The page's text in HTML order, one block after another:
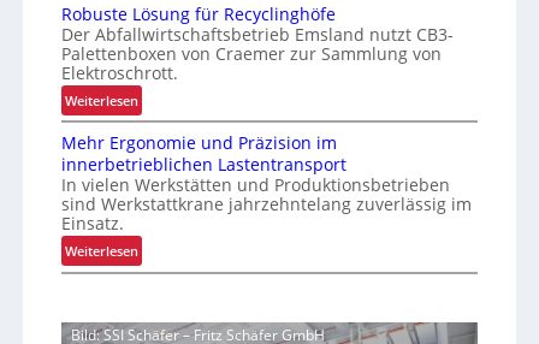
e
n
t
i
ü
r
u
n
c
e
t
e
r
a
l
e
t
t
e
n
w
c
r
b
e
s
s
r
t
e
K
u
e
Robuste Lösung für Recyclinghöfe
Der Abfallwirtschaftsbetrieb Emsland nutzt CB3-
Palettenboxen von Craemer zur Sammlung von
Elektroschrott.
Weiterlesen:
R
o
b
u
s
t
e
s
Mehr Ergonomie und Präzision im
innerbetrieblichen Lastentransport
In vielen Werkstätten und Produktionsbetrieben
sind Werkstattkrane jahrzehntelang zuverlässig im
Einsatz.
Weiterlesen:
M
Bild: SSI Schäfer – Fritz Schäfer GmbH